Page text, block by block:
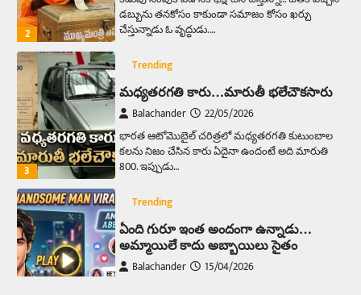
2
డబ్బును తనకోసం కాకుండా సమాజం కోసం ఖర్చు
చేస్తున్నాడు ఓ వృద్ధుడు.…
3
Trending
మధ్యతరగతి కారు…మారుతీ భలేచౌకసారు
Balachander 22/05/2026
భారత ఆటోమొబైల్ చరిత్రలో మధ్యతరగతి కుటుంబాల
కలను నిజం చేసిన కారు ఏదైనా ఉందంటే అది మారుతి
800. ఇప్పుడు…
Trending
ఏంది గురూ ఇంత అందంగా ఉన్నాడు…
అమ్మాయిలే కాదు అబ్బాయిలు సైతం
Balachander 15/04/2026